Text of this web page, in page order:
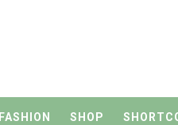
TN Teachers Leave Rules:
FASHION SHOP